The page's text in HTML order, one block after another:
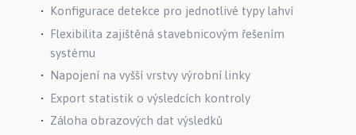
Konfigurace detekce pro jednotlivé typy lahví
Flexibilita zajištěná stavebnicovým řešením
systému
Napojení na vyšší vrstvy výrobní linky
Export statistik o výsledcích kontroly
Záloha obrazových dat výsledků